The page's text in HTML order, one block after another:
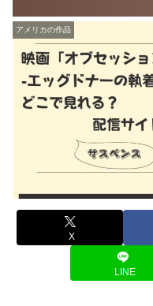
アメリカの作品
X
LINE